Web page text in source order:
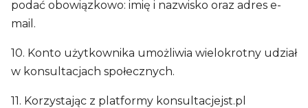
podać obowiązkowo: imię i nazwisko oraz adres e-
mail.
10. Konto użytkownika umożliwia wielokrotny udział
w konsultacjach społecznych.
11. Korzystając z platformy konsultacjejst.pl